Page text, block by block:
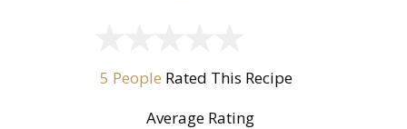
5 People Rated This Recipe
Average Rating